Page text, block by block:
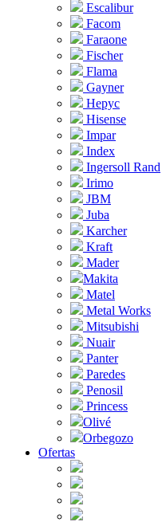
Escalibur
Facom
Faraone
Fischer
Flama
Gayner
Hepyc
Hisense
Impar
Index
Ingersoll Rand
Irimo
JBM
Juba
Karcher
Kraft
Mader
Makita
Matel
Metal Works
Mitsubishi
Nuair
Panter
Paredes
Penosil
Princess
Olivé
Orbegozo
Ofertas